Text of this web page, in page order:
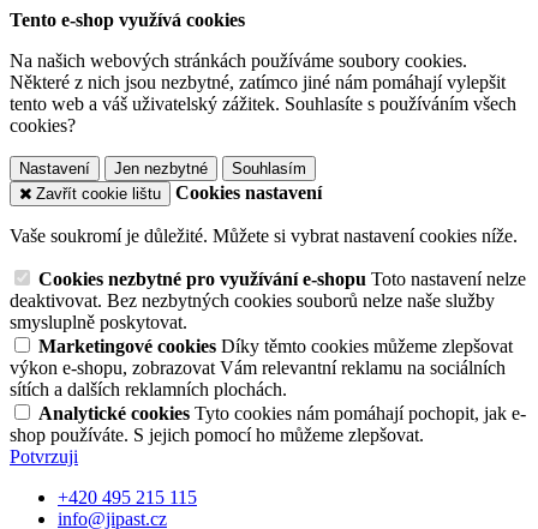
Tento e-shop využívá cookies
Na našich webových stránkách používáme soubory cookies.
Některé z nich jsou nezbytné, zatímco jiné nám pomáhají vylepšit
tento web a váš uživatelský zážitek. Souhlasíte s používáním všech
cookies?
Nastavení Jen nezbytné
Souhlasím
Zavřít cookie lištu
Cookies nastavení
Vaše soukromí je důležité. Můžete si vybrat nastavení cookies níže.
Cookies nezbytné pro využívání e-shopu Toto nastavení nelze
deaktivovat. Bez nezbytných cookies souborů nelze naše služby
smysluplně poskytovat.
Marketingové cookies Díky těmto cookies můžeme zlepšovat
výkon e-shopu, zobrazovat Vám relevantní reklamu na sociálních
sítích a dalších reklamních plochách.
Analytické cookies Tyto cookies nám pomáhají pochopit, jak e-
shop používáte. S jejich pomocí ho můžeme zlepšovat.
Potvrzuji
+420 495 215 115
info@jipast.cz